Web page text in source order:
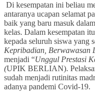
Di kesempatan ini beliau
antaranya ucapan selamat
baik yang baru masuk
kelas. Dalam kesempatan
kepada seluruh siswa yang
Kepribadian, Berwawasan
menjadi “Unggul Prestasi
(UPIK BERLIAN).
sudah menjadi rutinitas
adanya pandemi Covid-19.